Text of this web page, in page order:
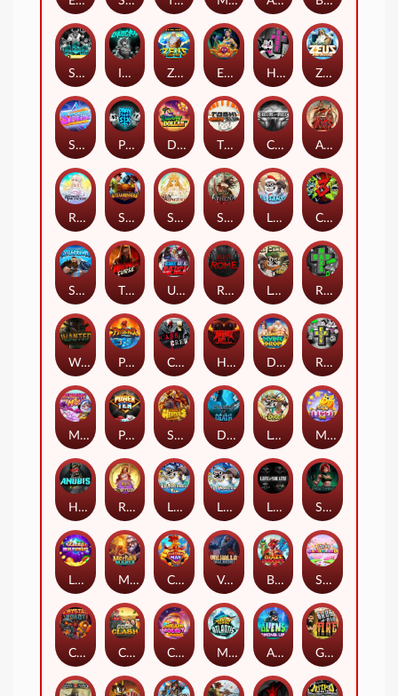
SixSixSix Invictus Ze Zeus Eye of Medusa Hot Ross Zeus Ze Zecond
Superstar Sevens PRAY FOR SIX Danny Dollar TOSHI WAYS CLUB CIRCLE OF LIFE ARMY OF ARES
RAINBOW PRINCESS STEAMRUNNERS SUN PRINCESS SPEAR OF ATHENA LE SANTA CHAOS CREW 3
STORMBORN THE WILDWOOD CURSE Ultimate Slot of America Reign of Rome Le Bandit Rad Maxx
Wanted Dead or a Wild Phoenix Cash Crew Hounds Of Hell Divine Drop RIP City
Munchy Milo Power of 10 Strength Of Hercules Dynasty of Death Le Digger Magic Piggy OG
Hand of Anubis Rise of Fortuna LE FOOTBALL FAN LE HOOLIGAN Life and Death Shadow Treasure
Lucky Multifruit Merlin's Mania Chicken Man Valhalla: Wild Winter Blaze Buddies Sticky Candyland
Crystal Robot Coop Clash Chocolate Rocket Marlin Masters Atlantis Aliens Among Us Grug Make Fire